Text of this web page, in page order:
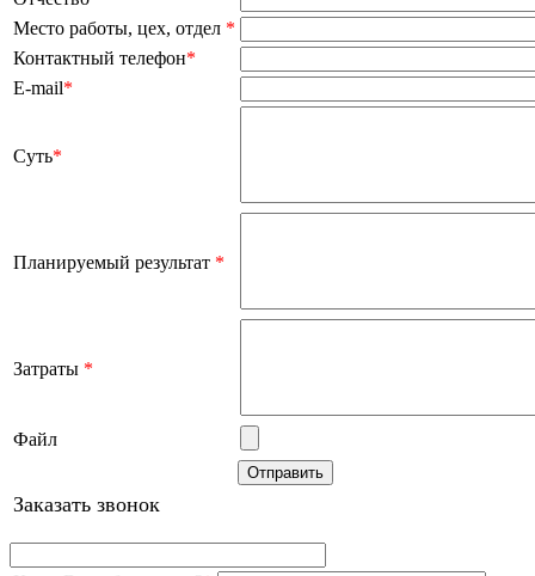
Место работы, цех, отдел *
Контактный телефон*
E-mail*
Суть*
Планируемый результат *
Затраты *
Файл
Заказать звонок